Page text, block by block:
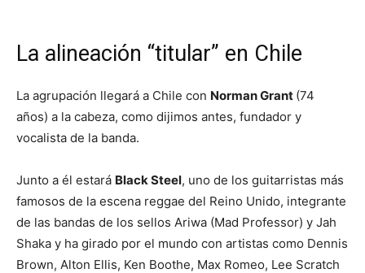
La alineación “titular” en Chile
La agrupación llegará a Chile con Norman Grant (74
años) a la cabeza, como dijimos antes, fundador y
vocalista de la banda.
Junto a él estará Black Steel, uno de los guitarristas más
famosos de la escena reggae del Reino Unido, integrante
de las bandas de los sellos Ariwa (Mad Professor) y Jah
Shaka y ha girado por el mundo con artistas como Dennis
Brown, Alton Ellis, Ken Boothe, Max Romeo, Lee Scratch